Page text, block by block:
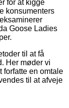
for at kigge
konsumenters
Goose Ladies
til at få
Her møder vi
forfatte en omtale
til at afveje